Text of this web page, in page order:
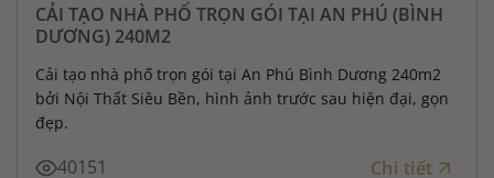
CẢI TẠO NHÀ PHỐ TRỌN GÓI TẠI AN PHÚ (BÌNH
DƯƠNG) 240M2
Cải tạo nhà phố trọn gói tại An Phú Bình Dương 240m2
bởi Nội Thất Siêu Bền, hình ảnh trước sau hiện đại, gọn
đẹp.
40151 Chi tiết